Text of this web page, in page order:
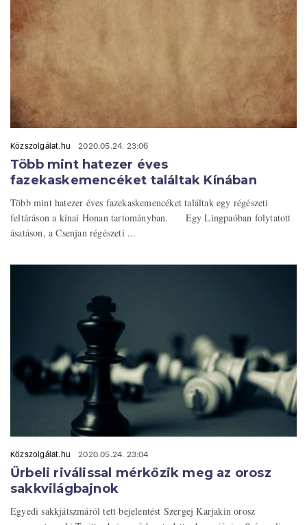
Közszolgálat.hu 2020.05.24. 23:06
Több mint hatezer éves
fazekaskemencéket találtak Kínában
Több mint hatezer éves fazekaskemencéket találtak egy régészeti
feltáráson a kínai Honan tartományban. Egy Lingpaóban folytatott
ásatáson, a Csenjan régészeti ...
Közszolgálat.hu 2020.05.24. 23:04
Űrbeli riválissal mérkőzik meg az orosz
sakkvilágbajnok
Egyedi sakkjátszmáról tett bejelentést Szergej Karjakin orosz